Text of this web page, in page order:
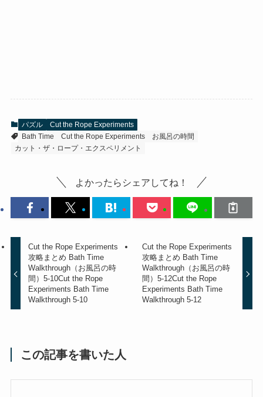
パズル
Cut the Rope Experiments
Bath Time
Cut the Rope Experiments
お風呂の時間
カット・ザ・ロープ・エクスペリメント
よかったらシェアしてね！
Cut the Rope Experiments
攻略まとめ Bath Time
Walkthrough（お風呂の時
間）5-10Cut the Rope
Experiments Bath Time
Walkthrough 5-10
Cut the Rope Experiments
攻略まとめ Bath Time
Walkthrough（お風呂の時
間）5-12Cut the Rope
Experiments Bath Time
Walkthrough 5-12
この記事を書いた人